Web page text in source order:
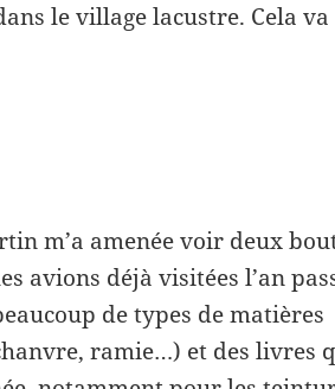
le village lacustre. Cela
m’a amenée voir deux
avions déjà visitées l’an
de types de matières
ramie…) et des livres